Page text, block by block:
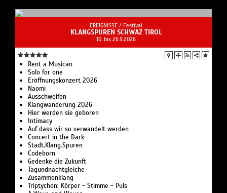
EREIGNISSE / Festival
KLANGSPUREN SCHWAZ TIROL
10. bis 26.9.2026
Rent a Musican
Solo for one
Eröffnungskonzert 2026
Naomi
Ausschweifen
Klangwanderung 2026
Hier werden sie geboren
Intimacy
Auf dass wir so verwandelt werden
Concert in the Dark
Stadt.Klang.Spuren
Codeborn
Gedenke die Zukunft
Tagundnachtgleiche
Zusammenklang
Triptychon: Körper - Stimme - Puls